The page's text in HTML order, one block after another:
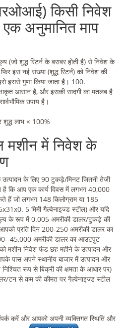
किसी निवेश
अनुमानित माप
शुद्ध रिटर्न के बराबर होती है) से निवेश के
इस नई संख्या (शुद्ध रिटर्न) को निवेश की
इससे गुणा किया जाता है। 100.
आसान है, और इसकी सादगी का मतलब है
उपाय है।
लाभ × 100%
मशीन में निवेश के
के लिए 90 टुकड़े/मिनट जितनी तेजी
कि आप एक कार्य दिवस में लगभग 40,000
जो लगभग 148 किलोग्राम या 185
5 मिमी गैल्वेनाइज्ड स्टील) और यदि
के रूप में 0.005 अमरीकी डालर/टुकड़े की
प्रति दिन 200-250 अमरीकी डालर का
45,000 अमरीकी डालर का आउटपुट
मशीन निवेश फंड छह महीने के उत्पादन और
पास अपने स्थानीय बाजार में उत्पादन और
रूप से बिक्री की क्षमता के आधार पर)
टन से कम की कीमत पर गैल्वेनाइज्ड स्टील
करें और आपको अपनी व्यक्तिगत स्थिति और